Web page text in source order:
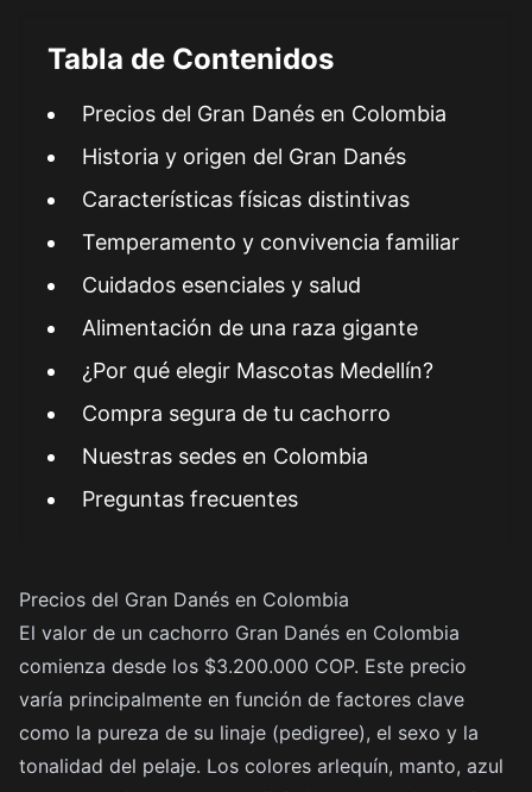
Tabla de Contenidos
Precios del Gran Danés en Colombia
Historia y origen del Gran Danés
Características físicas distintivas
Temperamento y convivencia familiar
Cuidados esenciales y salud
Alimentación de una raza gigante
¿Por qué elegir Mascotas Medellín?
Compra segura de tu cachorro
Nuestras sedes en Colombia
Preguntas frecuentes
Precios del Gran Danés en Colombia
El valor de un cachorro Gran Danés en Colombia
comienza desde los $3.200.000 COP. Este precio
varía principalmente en función de factores clave
como la pureza de su linaje (pedigree), el sexo y la
tonalidad del pelaje. Los colores arlequín, manto, azul